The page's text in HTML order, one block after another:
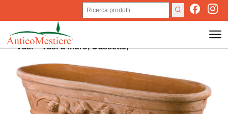
Vasi>Vasi a muro,Cassette,